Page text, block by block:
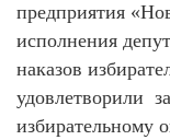
предприятия
исполнения
наказов
удовлетворили
избирательному